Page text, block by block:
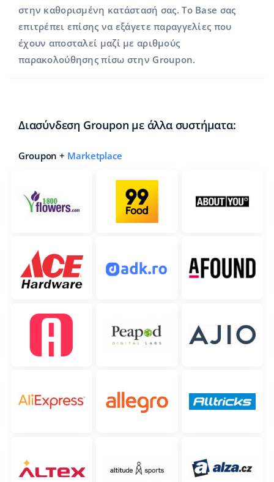
στην καθορισμένη κατάστασή σας. Το Base σας
επιτρέπει επίσης να εξάγετε παραγγελίες που
έχουν αποσταλεί μαζί με αριθμούς
παρακολούθησης πίσω στην Groupon.
Διασύνδεση Groupon με άλλα συστήματα:
Groupon + Marketplace